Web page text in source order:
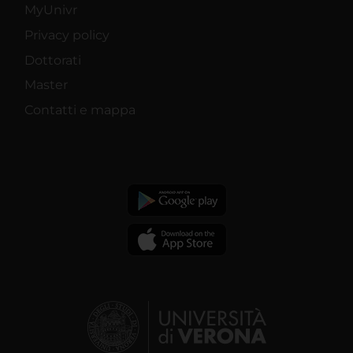
MyUnivr
Privacy policy
Dottorati
Master
Contatti e mappa